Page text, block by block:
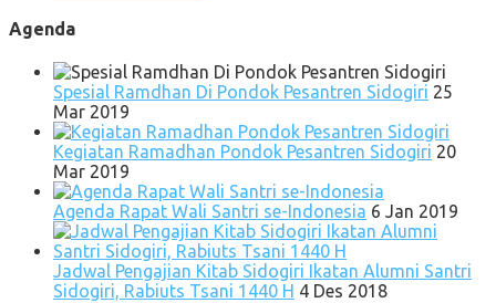
Agenda
Spesial Ramdhan Di Pondok Pesantren Sidogiri 25
Mar 2019
Kegiatan Ramadhan Pondok Pesantren Sidogiri 20
Mar 2019
Agenda Rapat Wali Santri se-Indonesia 6 Jan 2019
Jadwal Pengajian Kitab Sidogiri Ikatan Alumni Santri
Sidogiri, Rabiuts Tsani 1440 H 4 Des 2018